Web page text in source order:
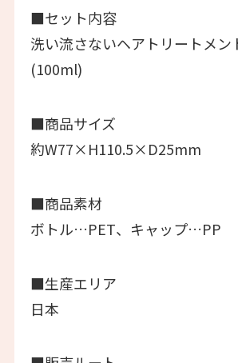
■セット内容
洗い流さないヘアトリートメ
(100ml)
■商品サイズ
約W77×H110.5×D25mm
■商品素材
ボトル…PET、キャップ…PP
■生産エリア
日本